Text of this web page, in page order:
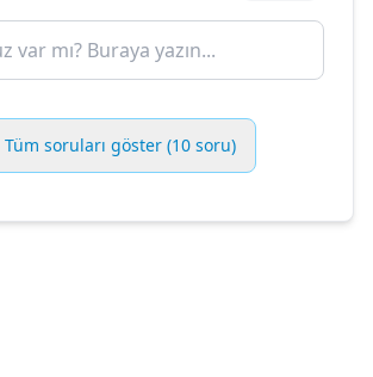
Tüm soruları göster (10 soru)